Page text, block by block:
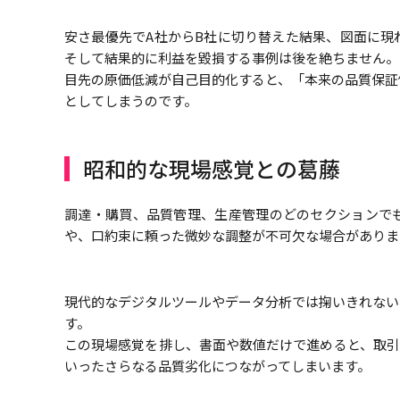
安さ最優先でA社からB社に切り替えた結果、図面に
そして結果的に利益を毀損する事例は後を絶ちません。
目先の原価低減が自己目的化すると、「本来の品質保
としてしまうのです。
昭和的な現場感覚との葛藤
調達・購買、品質管理、生産管理のどのセクション
や、口約束に頼った微妙な調整が不可欠な場合があり
現代的なデジタルツールやデータ分析では掬いきれな
す。
この現場感覚を排し、書面や数値だけで進めると、取
いったさらなる品質劣化につながってしまいます。